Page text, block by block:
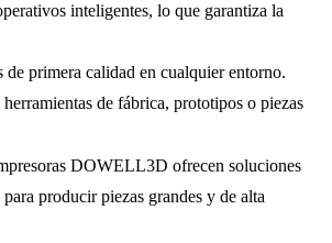
inteligentes, lo que garantiza la
de primera calidad en cualquier entorno.
de fábrica, prototipos o piezas
DOWELL3D ofrecen soluciones
producir piezas grandes y de alta